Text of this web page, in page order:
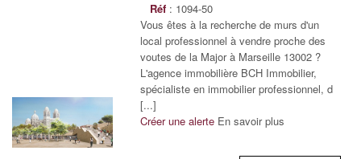
Réf : 1094-50
Vous êtes à la recherche de murs d'un
local professionnel à vendre proche des
voutes de la Major à Marseille 13002 ?
L'agence immobilière BCH Immobilier,
spécialiste en immobilier professionnel, d
[...]
Créer une alerte En savoir plus